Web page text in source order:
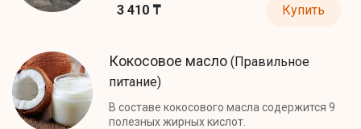
3 410 ₸ Купить
Кокосовое масло (Правильное
питание)
В составе кокосового масла содержится 9
полезных жирных кислот.